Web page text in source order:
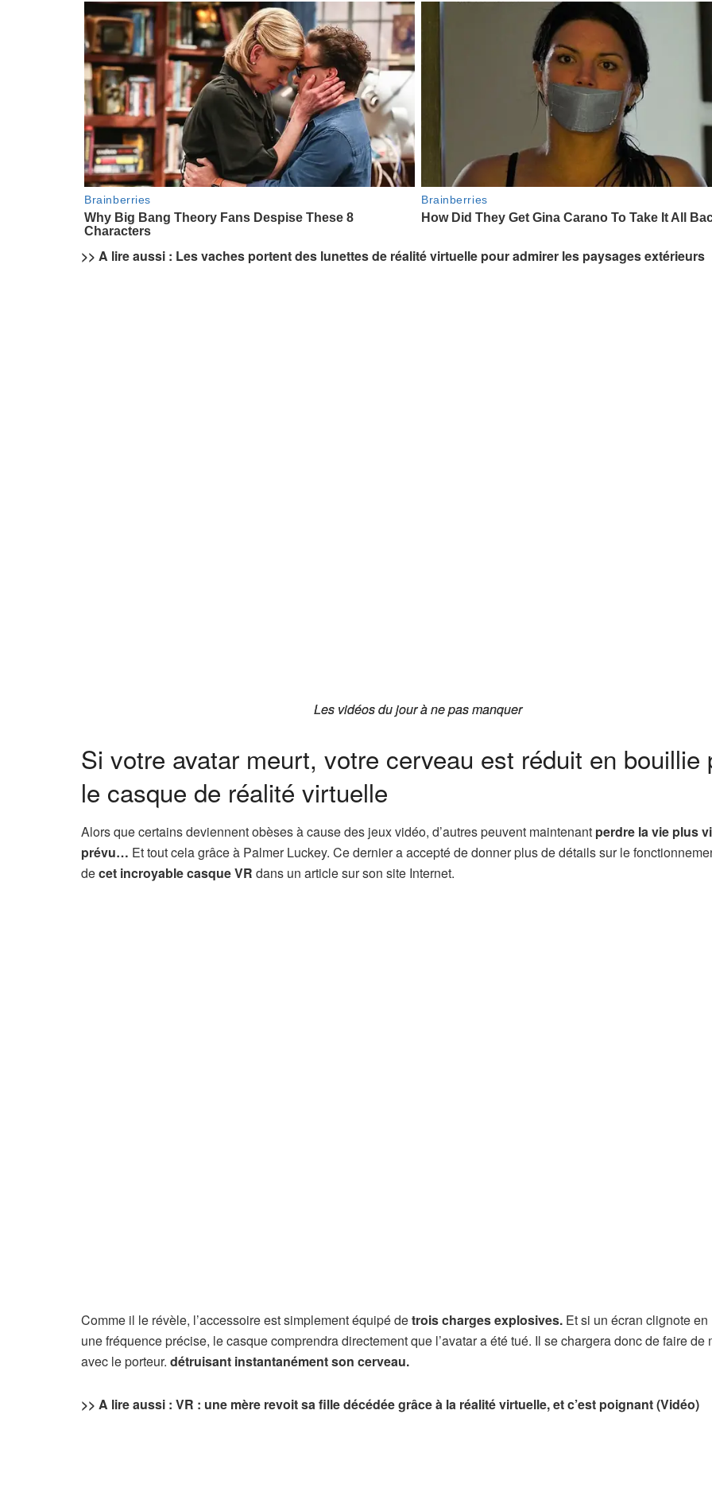
>> A lire aussi : Les vaches portent des lunettes de réalité virtuelle pour admirer les paysages extérieurs
Les vidéos du jour à ne pas manquer
Les vidéos du jour à ne pas manquer
Si votre avatar meurt, votre cerveau est réduit en bouillie
le casque de réalité virtuelle
Alors que certains deviennent obèses à cause des jeux vidéo, d’autres peuvent maintenant perdre la vie plus
prévu… Et tout cela grâce à Palmer Luckey. Ce dernier a accepté de donner plus de détails sur le
decet incroyable casque VR dans un article sur son site Internet.
Comme il le révèle, l’accessoire est simplement équipé detrois charges explosives. Et si un écran clignote en
une fréquence précise, le casque comprendra directement que l’avatar a été tué. Il se chargera donc de faire de
avec le porteur. détruisant instantanément son cerveau.
>> A lire aussi : VR : une mère revoit sa fille décédée grâce à la réalité virtuelle, et c’est poignant (Vidéo)